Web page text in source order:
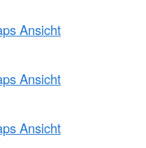
Ansicht
Ansicht
Ansicht